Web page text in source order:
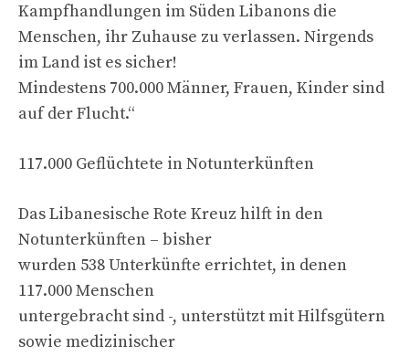
Kampfhandlungen im Süden Libanons die
Menschen, ihr Zuhause zu verlassen. Nirgends
im Land ist es sicher!
Mindestens 700.000 Männer, Frauen, Kinder sind
auf der Flucht.“
117.000 Geflüchtete in Notunterkünften
Das Libanesische Rote Kreuz hilft in den
Notunterkünften – bisher
wurden 538 Unterkünfte errichtet, in denen
117.000 Menschen
untergebracht sind -, unterstützt mit Hilfsgütern
sowie medizinischer